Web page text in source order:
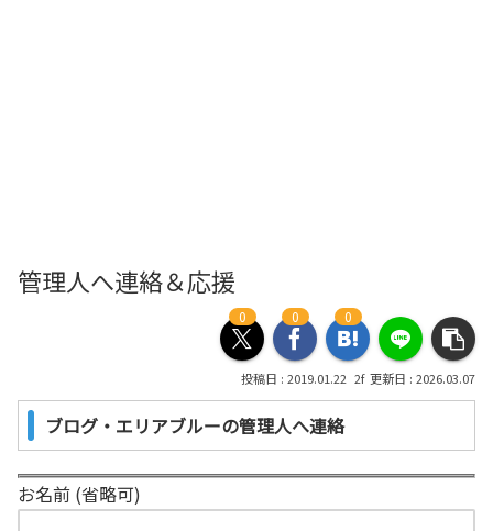
管理人へ連絡＆応援
0 0 0
2019.01.22 2026.03.07
ブログ・エリアブルーの管理人へ連絡
お名前 (省略可)